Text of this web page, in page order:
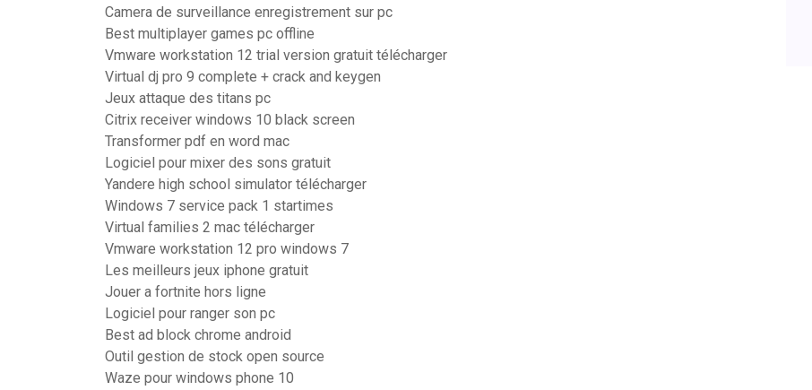
Camera de surveillance enregistrement sur pc
Best multiplayer games pc offline
Vmware workstation 12 trial version gratuit télécharger
Virtual dj pro 9 complete + crack and keygen
Jeux attaque des titans pc
Citrix receiver windows 10 black screen
Transformer pdf en word mac
Logiciel pour mixer des sons gratuit
Yandere high school simulator télécharger
Windows 7 service pack 1 startimes
Virtual families 2 mac télécharger
Vmware workstation 12 pro windows 7
Les meilleurs jeux iphone gratuit
Jouer a fortnite hors ligne
Logiciel pour ranger son pc
Best ad block chrome android
Outil gestion de stock open source
Waze pour windows phone 10